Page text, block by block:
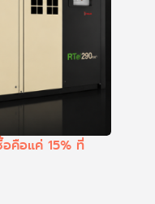
คือแค่ 15% ที่